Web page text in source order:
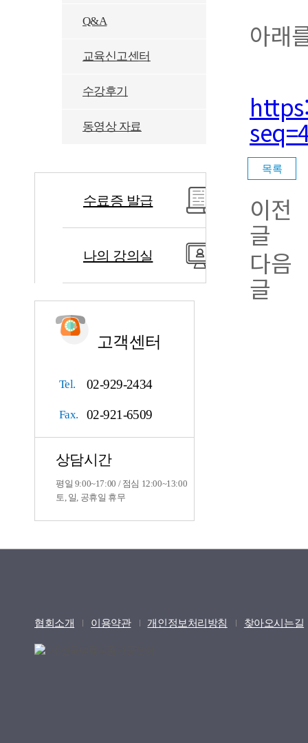
Q&A
교육신고센터
수강후기
동영상 자료
수료증 발급
나의 강의실
고객센터
Tel. 02-929-2434
Fax. 02-921-6509
상담시간
평일 9:00~17:00 / 점심 12:00~13:00
토, 일, 공휴일 휴무
아래
이전
글
다음
글
협회소개 이용약관 개인정보처리방침 찾아오시는길